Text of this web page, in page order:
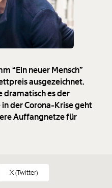
“Ein neuer Mensch”
ausgezeichnet.
dramatisch es der
der Corona-Krise geht
Auffangnetze für
X (Twitter)